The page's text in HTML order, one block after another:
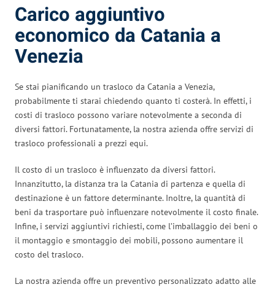
Carico aggiuntivo
economico da Catania a
Venezia
Se stai pianificando un trasloco da Catania a Venezia,
probabilmente ti starai chiedendo quanto ti costerà. In effetti, i
costi di trasloco possono variare notevolmente a seconda di
diversi fattori. Fortunatamente, la nostra azienda offre servizi di
trasloco professionali a prezzi equi.
Il costo di un trasloco è influenzato da diversi fattori.
Innanzitutto, la distanza tra la Catania di partenza e quella di
destinazione è un fattore determinante. Inoltre, la quantità di
beni da trasportare può influenzare notevolmente il costo finale.
Infine, i servizi aggiuntivi richiesti, come l’imballaggio dei beni o
il montaggio e smontaggio dei mobili, possono aumentare il
costo del trasloco.
La nostra azienda offre un preventivo personalizzato adatto alle